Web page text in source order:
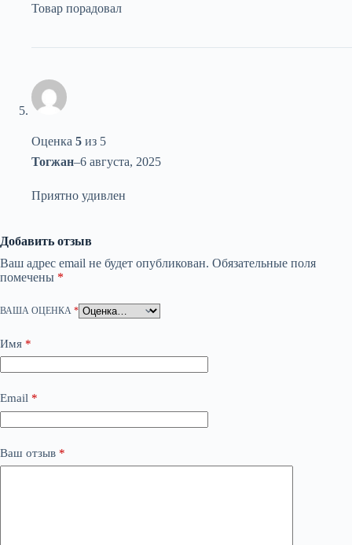
Товар порадовал
Оценка 5 из 5
Тогжан–6 августа, 2025
Приятно удивлен
Добавить отзыв
Ваш адрес email не будет опубликован. Обязательные поля
помечены *
ВАША ОЦЕНКА *
Имя *
Email *
Ваш отзыв *